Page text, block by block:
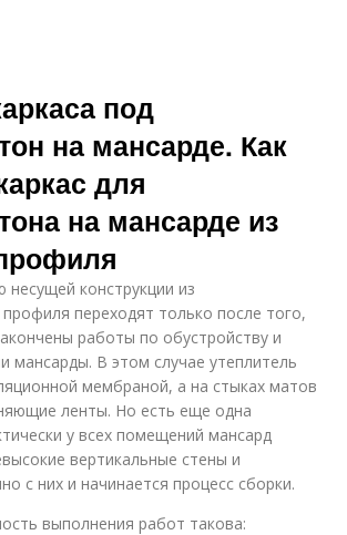
под
на мансарде. Как
для
на мансарде из
конструкции из
переходят только после того,
работы по обустройству и
мансарды. В этом случае утеплитель
мембраной, а на стыках матов
ленты. Но есть еще одна
у всех помещений мансард
вертикальные стены и
с них и начинается процесс сборки.
выполнения работ такова: